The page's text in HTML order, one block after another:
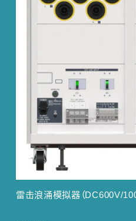
雷击浪涌模拟器（DC600V/